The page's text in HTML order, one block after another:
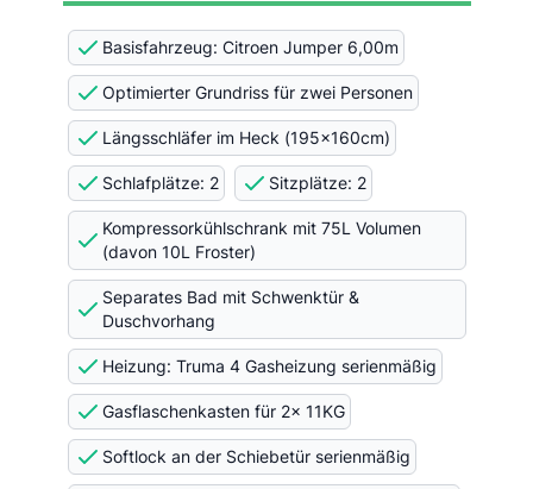
Basisfahrzeug: Citroen Jumper 6,00m
Optimierter Grundriss für zwei Personen
Längsschläfer im Heck (195x160cm)
Schlafplätze: 2 Sitzplätze: 2
Kompressorkühlschrank mit 75L Volumen
(davon 10L Froster)
Separates Bad mit Schwenktür &
Duschvorhang
Heizung: Truma 4 Gasheizung serienmäßig
Gasflaschenkasten für 2x 11KG
Softlock an der Schiebetür serienmäßig